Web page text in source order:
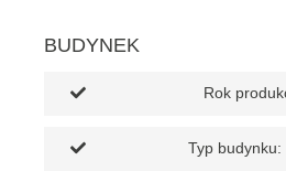
BUDYNEK
Rok
Typ budynku: